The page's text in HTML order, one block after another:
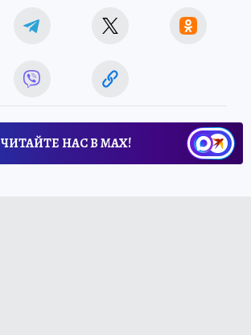
ЧИТАЙТЕ НАС В МАХ!